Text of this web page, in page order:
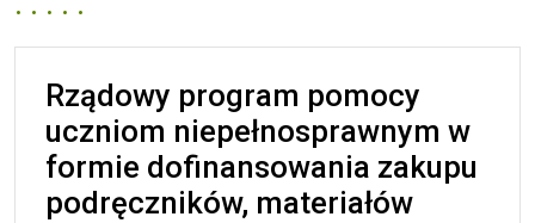
Rządowy program pomocy
uczniom niepełnosprawnym w
formie dofinansowania zakupu
podręczników, materiałów